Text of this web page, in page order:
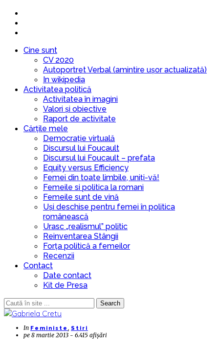
Cine sunt
CV 2020
Autoportret Verbal (amintire ușor actualizată)
In wikipedia
Activitatea politică
Activitatea în imagini
Valori și obiective
Raport de activitate
Cărțile mele
Democrație virtuală
Discursul lui Foucault
Discursul lui Foucault – prefata
Equity versus Efficiency
Femei din toate limbile, uniți-vă!
Femeile si politica la romani
Femeile sunt de vină
Uși deschise pentru femei în politica
românească
Urasc „realismul” politic
Reinventarea Stângii
Forța politică a femeilor
Recenzii
Contact
Date contact
Kit de Presa
Search
In Feministe , Stiri
pe 8 martie 2013 - 6.415 afișări